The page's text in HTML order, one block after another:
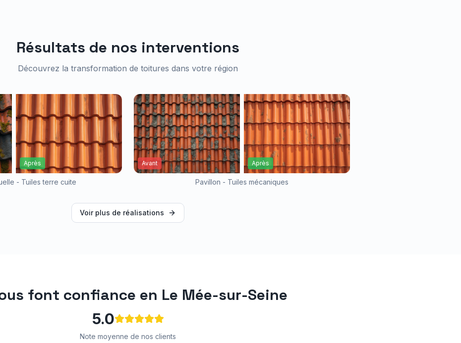
Résultats de nos interventions
Découvrez la transformation de toitures dans votre région
Après
- Tuiles terre cuite
Avant Après
Pavillon - Tuiles mécaniques
Voir plus de réalisations
font confiance en Le Mée-sur-Seine
5.0
Note moyenne de nos clients